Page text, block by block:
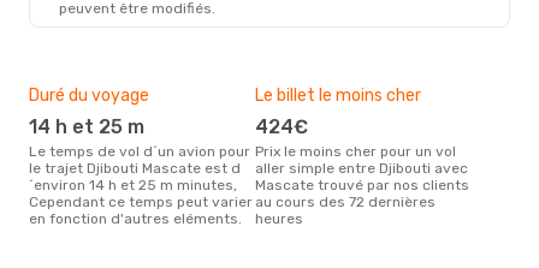
peuvent être modifiés.
Duré du voyage
14 h et 25 m
Le temps de vol d´un avion pour
le trajet Djibouti Mascate est d
´environ 14 h et 25 m minutes,
Cependant ce temps peut varier
en fonction d'autres eléments.
Le billet le moins cher
424€
Prix le moins cher pour un vol
aller simple entre Djibouti avec
Mascate trouvé par nos clients
au cours des 72 dernières
heures